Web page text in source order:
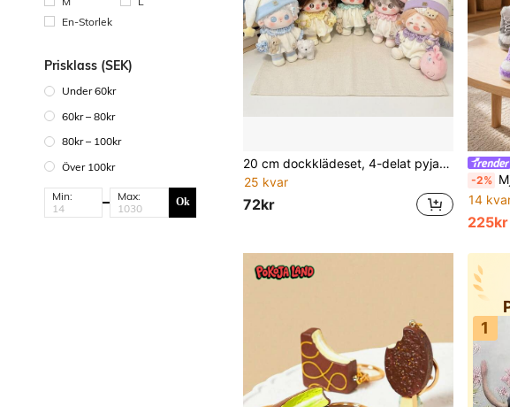
En-Storlek
Prisklass (SEK)
Under 60kr
60kr – 80kr
80kr – 100kr
Över 100kr
Min: Max: Ok
20 cm dockklädeset, 4-delat pyjamasset med topp, byxor, mössa och strumpor. Sött klädeset, lämpligt för att klä upp dockor. Söta dekorationer, lämpliga för mjukisdjursdockor. Små festgåvor, födelsedagsgåvor (dockor ingår ej)
25 kvar
72kr
-2% Mjuka
14
225kr
1